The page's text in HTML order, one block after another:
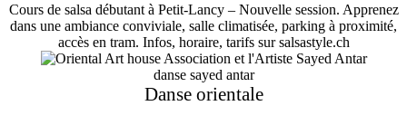
Cours de salsa débutant à Petit-Lancy – Nouvelle session. Apprenez
dans une ambiance conviviale, salle climatisée, parking à proximité,
accès en tram. Infos, horaire, tarifs sur salsastyle.ch
danse sayed antar
Danse orientale